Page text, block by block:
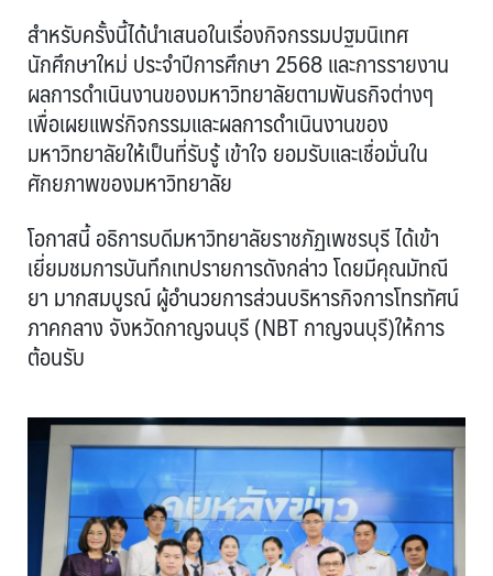
สำหรับครั้งนี้ได้นำเสนอในเรื่องกิจกรรมปฐมนิเทศ
นักศึกษาใหม่ ประจำปีการศึกษา 2568 และการรายงาน
ผลการดำเนินงานของมหาวิทยาลัยตามพันธกิจต่างๆ
เพื่อเผยแพร่กิจกรรมและผลการดำเนินงานของ
มหาวิทยาลัยให้เป็นที่รับรู้ เข้าใจ ยอมรับและเชื่อมั่นใน
ศักยภาพของมหาวิทยาลัย
โอกาสนี้ อธิการบดีมหาวิทยาลัยราชภัฏเพชรบุรี ได้เข้า
เยี่ยมชมการบันทึกเทปรายการดังกล่าว โดยมีคุณมัทณี
ยา มากสมบูรณ์ ผู้อำนวยการส่วนบริหารกิจการโทรทัศน์
ภาคกลาง จังหวัดกาญจนบุรี (NBT กาญจนบุรี)ให้การ
ต้อนรับ